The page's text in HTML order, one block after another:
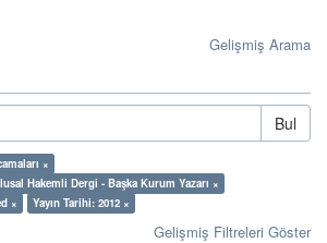
Gelişmiş Arama
Bul
×
Hakemli Dergi - Başka Kurum Yazarı ×
×
Yayın Tarihi: 2012 ×
Gelişmiş Filtreleri Göster